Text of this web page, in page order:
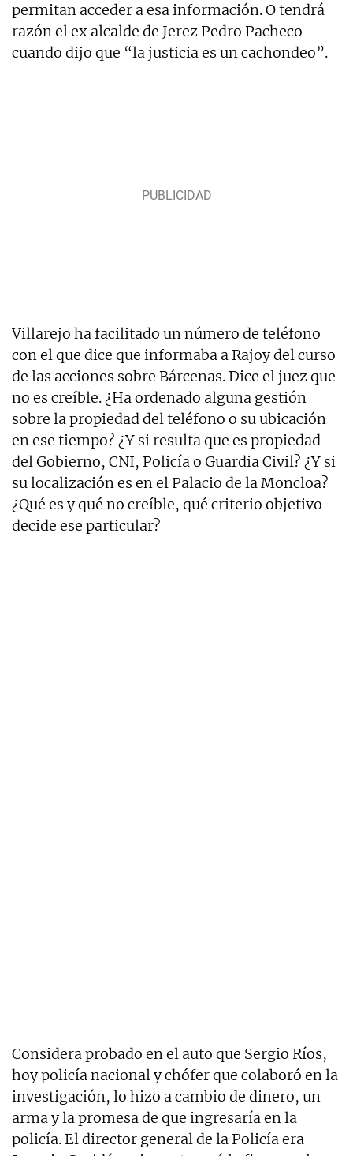
permitan acceder a esa información. O tendrá
razón el ex alcalde de Jerez Pedro Pacheco
cuando dijo que “la justicia es un cachondeo”.
Villarejo ha facilitado un número de teléfono
con el que dice que informaba a Rajoy del curso
de las acciones sobre Bárcenas. Dice el juez que
no es creíble. ¿Ha ordenado alguna gestión
sobre la propiedad del teléfono o su ubicación
en ese tiempo? ¿Y si resulta que es propiedad
del Gobierno, CNI, Policía o Guardia Civil? ¿Y si
su localización es en el Palacio de la Moncloa?
¿Qué es y qué no creíble, qué criterio objetivo
decide ese particular?
Considera probado en el auto que Sergio Ríos,
hoy policía nacional y chófer que colaboró en la
investigación, lo hizo a cambio de dinero, un
arma y la promesa de que ingresaría en la
policía. El director general de la Policía era